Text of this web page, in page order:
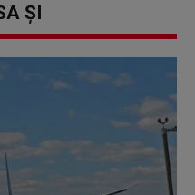
ȘI